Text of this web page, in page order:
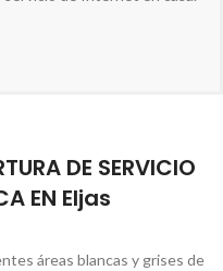
DE SERVICIO
EN Eljas
áreas blancas y grises de